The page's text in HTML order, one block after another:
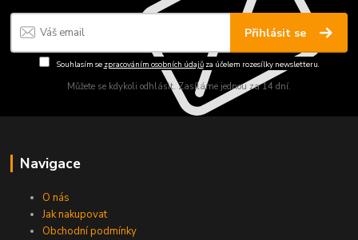
Přihlásit se
Souhlasím se zpracováním osobních údajůza účelem rozesílky newsletteru.
Můžete se kdykoli odhlásit. Zasíláme jednou za 14 dní.
Navigace
O nás
Jak nakupovat
Obchodní podmínky